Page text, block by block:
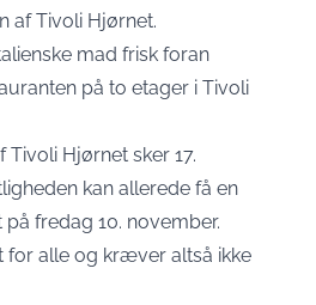
afTivoli Hjørnet.
mad frisk foran
på to etager i Tivoli
Tivoli Hjørnet sker 17.
kan allerede få en
fredag 10. november.
for alle og kræver altså ikke